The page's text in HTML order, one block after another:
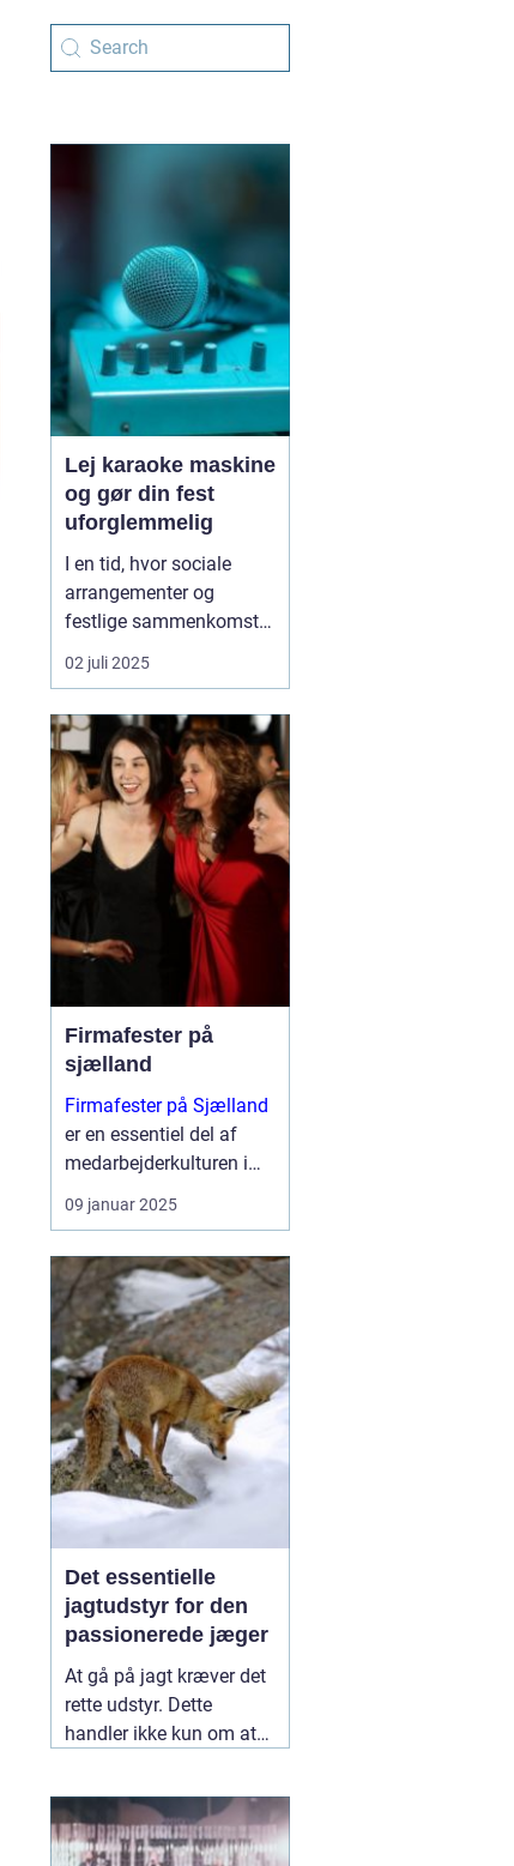
Lej karaoke maskine
og gør din fest
uforglemmelig
I en tid, hvor sociale
arrangementer og
festlige sammenkomster
ofte kræver et element af
underholdning, står
favoritaktivitet blandt
mange. Karaoke
maskiner giver folk
mulighed for at slippe
deres indre stjerne lø...
02 juli 2025
Firmafester på
sjælland
Firmafester på Sjælland
er en essentiel del af
medarbejderkulturen i
mange virksomheder.
Med en stigning i
unikke venues er
Sjælland blevet ...
09 januar 2025
Det essentielle
jagtudstyr for den
passionerede jæger
At gå på jagt kræver det
rette udstyr. Dette
handler ikke kun om at
bue, men også om det
tilbehør og tøj, der sikrer
en vellykket og sikker